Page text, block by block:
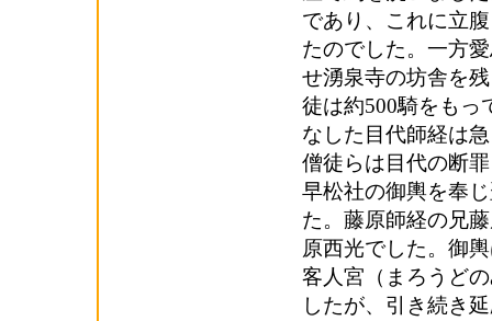
であり、これに立
たのでした。一方
せ湧泉寺の坊舎を
徒は約500騎をもっ
なした目代師経は
僧徒らは目代の断
早松社の御輿を奉
た。藤原師経の兄
原西光でした。御
客人宮（まろうど
したが、引き続き